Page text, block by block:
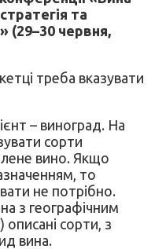
та
(29–30 червня,
треба вказувати
– виноград. На
сорти
вино. Якщо
то
не потрібно.
з географічним
описані сорти, з
вина.